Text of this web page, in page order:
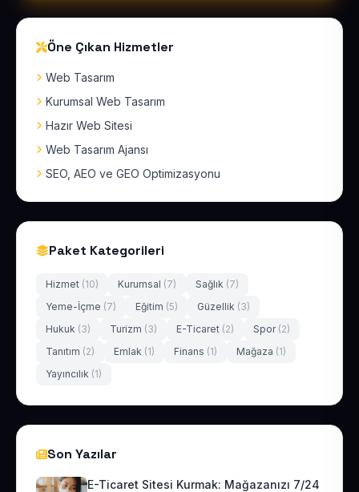
Öne Çıkan Hizmetler
Web Tasarım
Kurumsal Web Tasarım
Hazır Web Sitesi
Web Tasarım Ajansı
SEO, AEO ve GEO Optimizasyonu
Paket Kategorileri
Hizmet (10) Kurumsal (7) Sağlık (7)
Yeme-İçme (7) Eğitim (5) Güzellik (3)
Hukuk (3) Turizm (3) E-Ticaret (2) Spor (2)
Tanıtım (2) Emlak (1) Finans (1) Mağaza (1)
Yayıncılık (1)
Son Yazılar
E-Ticaret Sitesi Kurmak: Mağazanızı 7/24